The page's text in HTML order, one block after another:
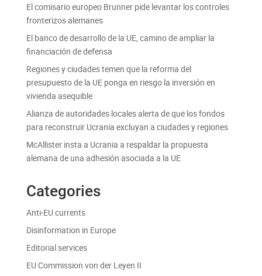
El comisario europeo Brunner pide levantar los controles
fronterizos alemanes
El banco de desarrollo de la UE, camino de ampliar la
financiación de defensa
Regiones y ciudades temen que la reforma del
presupuesto de la UE ponga en riesgo la inversión en
vivienda asequible
Alianza de autoridades locales alerta de que los fondos
para reconstruir Ucrania excluyan a ciudades y regiones
McAllister insta a Ucrania a respaldar la propuesta
alemana de una adhesión asociada a la UE
Categories
Anti-EU currents
Disinformation in Europe
Editorial services
EU Commission von der Leyen II